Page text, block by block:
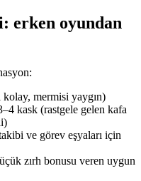
erken oyundan
mermisi yaygın)
kask (rastgele gelen kafa
ve görev eşyaları için
zırh bonusu veren uygun